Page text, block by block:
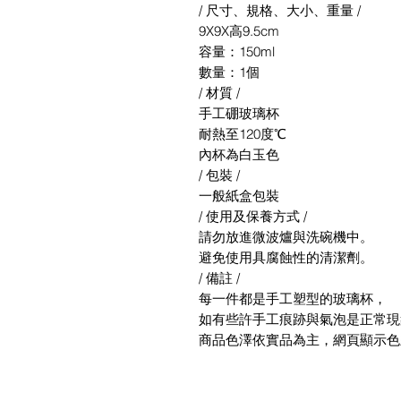
/ 尺寸、規格、大小、重量 /
9X9X高9.5cm
容量：150ml
數量：1個
/ 材質 /
手工硼玻璃杯
耐熱至120度℃
內杯為白玉色
/ 包裝 /
一般紙盒包裝
/ 使用及保養方式 /
請勿放進微波爐與洗碗機中。
避免使用具腐蝕性的清潔劑。
/ 備註 /
每一件都是手工塑型的玻璃杯，
如有些許手工痕跡與氣泡是正常
商品色澤依實品為主，網頁顯示